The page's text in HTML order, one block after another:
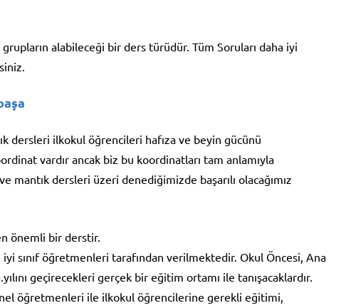
alabileceği bir ders türüdür. Tüm Soruları daha iyi
dersleri ilkokul öğrencileri hafıza ve beyin gücünü
vardır ancak biz bu koordinatları tam anlamıyla
mantık dersleri üzeri denediğimizde başarılı olacağımız
önemli bir derstir.
sınıf öğretmenleri tarafından verilmektedir. Okul Öncesi, Ana
geçirecekleri gerçek bir eğitim ortamı ile tanışacaklardır.
öğretmenleri ile ilkokul öğrencilerine gerekli eğitimi,